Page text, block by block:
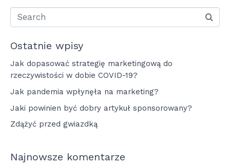
Ostatnie wpisy
Jak dopasować strategię marketingową do
rzeczywistości w dobie COVID-19?
Jak pandemia wpłynęła na marketing?
Jaki powinien być dobry artykuł sponsorowany?
Zdążyć przed gwiazdką
Najnowsze komentarze